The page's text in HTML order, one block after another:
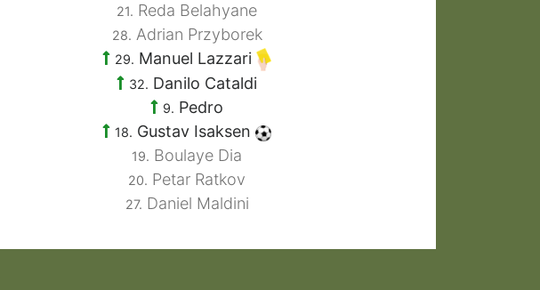
21. Reda Belahyane
28. Adrian Przyborek
29. Manuel Lazzari
32. Danilo Cataldi
9. Pedro
18. Gustav Isaksen
19. Boulaye Dia
20. Petar Ratkov
27. Daniel Maldini